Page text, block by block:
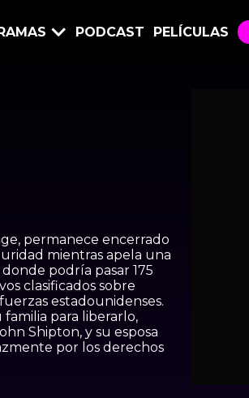
PODCAST PELÍCULAS
permanece encerrado
mientras apela una
podría pasar 175
clasificados sobre
estadounidenses.
para liberarlo,
Shipton, y su esposa
por los derechos